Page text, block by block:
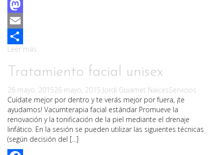
Facebook
Mastodon
Email
Compartir
Leer más
Tratamiento facial unisex
26 mayo, 201526 mayo, 2015 Jordi Guiamet NaicesServicios
Cuídate mejor por dentro y te verás mejor por fuera, ¡te
ayudamos! Vacumterapia facial estándar Promueve la
renovación y la tonificación de la piel mediante el drenaje
linfático. En la sesión se pueden utilizar las siguientes técnicas
(según decisión del […]